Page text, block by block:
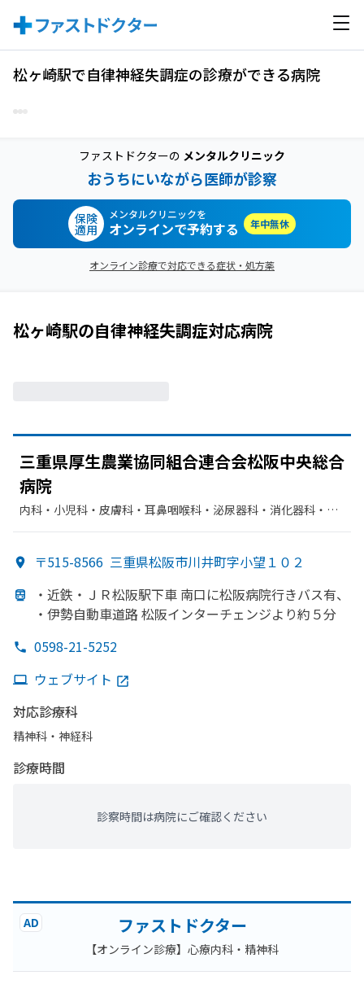
松ヶ崎駅で自律神経失調症の診療ができる病院
ファストドクターの メンタルクリニック
おうちにいながら医師が診察
保険
適用
メンタルクリニックを
オンラインで予約する 年中無休
オンライン診療で対応できる症状・処方薬
松ヶ崎駅の自律神経失調症対応病院
三重県厚生農業協同組合連合会松阪中央総合
病院
内科・​小児科・​皮膚科・​耳鼻咽喉科・​泌尿器科・​消化器科・​呼
経外科・​心臓血管外科・​リハビリテーション・​放射線科・​麻酔
〒515-8566 三重県松阪市川井町字小望１０２
・近鉄・ＪＲ松阪駅下車 南口に松阪病院行きバス有、
・伊勢自動車道路 松阪インターチェンジより約５分
0598-21-5252
ウェブサイト
対応診療科
精神科・神経科
診療時間
診察時間は病院にご確認ください
AD ファストドクター
【オンライン診療】心療内科・精神科